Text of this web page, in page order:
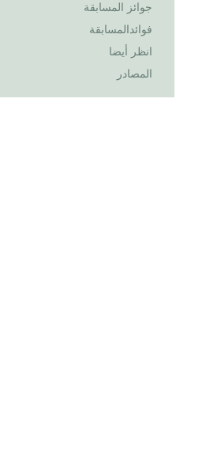
جوائز المسابقة
فوائدالمسابقة
انظر أيضا
المصادر